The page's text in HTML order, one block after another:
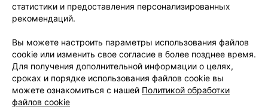
Выставка «‎Оживляя любовь: капсульное арт-
пространство» проходит с 25 апреля по 30 июня 2026
года в арт-галерее Gudart (Гударт) в Минске недалеко от
пл. Победы. На эту выставку можно сходить самому или
пригласить с собой друзей, родственников. Это
отличное место, куда можно сходить на выходных с
друзьями. Стоимость билета на выставку «‎Оживляя
статистики и предоставления персонализированных
рекомендаций.
Вы можете настроить параметры использования файлов
cookie или изменить свое согласие в более позднее время.
Для получения дополнительной информации о целях,
сроках и порядке использования файлов cookie вы
можете ознакомиться с нашей Политикой обработки
файлов cookie